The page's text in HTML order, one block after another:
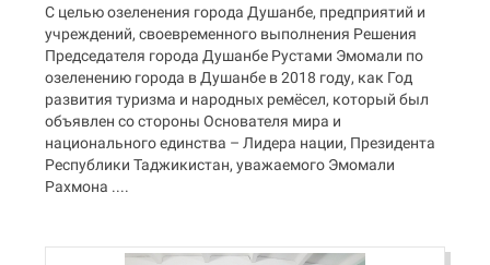
С целью озеленения города Душанбе, предприятий и
учреждений, своевременного выполнения Решения
Председателя города Душанбе Рустами Эмомали по
озеленению города в Душанбе в 2018 году, как Год
развития туризма и народных ремёсел, который был
объявлен со стороны Основателя мира и
национального единства – Лидера нации, Президента
Республики Таджикистан, уважаемого Эмомали
Рахмона ....